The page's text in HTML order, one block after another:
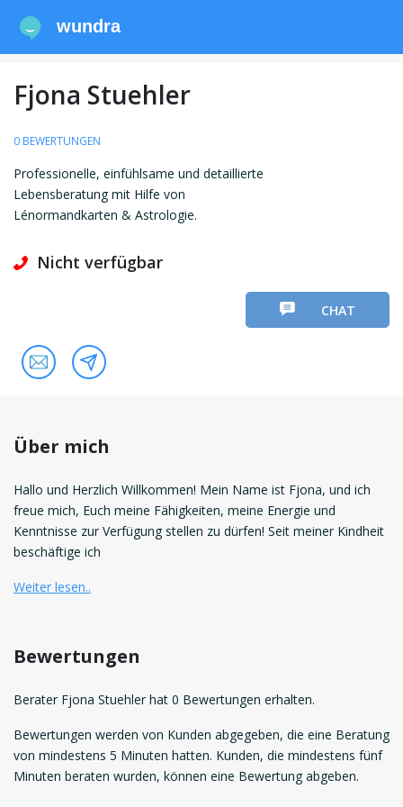
wundra
Fjona Stuehler
0 BEWERTUNGEN
Professionelle, einfühlsame und detaillierte
Lebensberatung mit Hilfe von
Lénormandkarten & Astrologie.
Nicht verfügbar
CHAT
Über mich
Hallo und Herzlich Willkommen! Mein Name ist Fjona, und ich
freue mich, Euch meine Fähigkeiten, meine Energie und
Kenntnisse zur Verfügung stellen zu dürfen! Seit meiner Kindheit
beschäftige ich
Weiter lesen..
Bewertungen
Berater Fjona Stuehler hat 0 Bewertungen erhalten.
Bewertungen werden von Kunden abgegeben, die eine Beratung
von mindestens 5 Minuten hatten. Kunden, die mindestens fünf
Minuten beraten wurden, können eine Bewertung abgeben.